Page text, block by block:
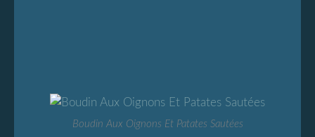
Boudin Aux Oignons Et Patates Sautées